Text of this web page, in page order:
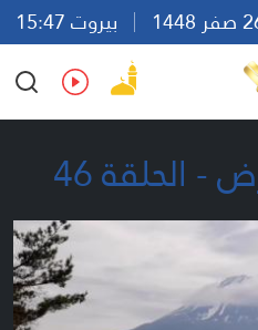
بيروت 15:47
Ar
En Fr Es
46